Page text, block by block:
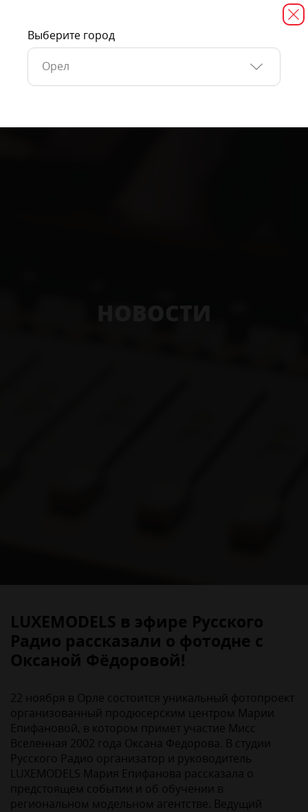
LUXEMODELS в эфире Русского
Радио рассказали о фотодне с
Оксаной Фёдоровой!
22 ноября в Орле состоится уникальный фотопроект
организованный продюсерским центром Марии
Епифановой, в котором примет участие Мисс
Вселенная 2002 года Оксана Федорова. В студии
Русского Радио организатор и руководитель
LUXEMODELS Мария Епифанова рассказала о
предстоящем событии и об обучении в
региональном модельном агентстве. Ведущий
Выберите город
Орел